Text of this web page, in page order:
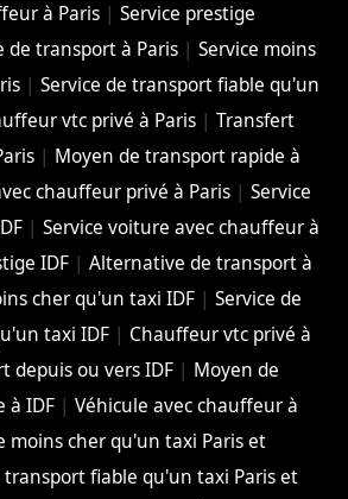
à Paris| Service prestige
de transport à Paris |Service moins
| Service de transport fiable qu'un
vtc privé à Paris| Transfert
| Moyen de transport rapide à
chauffeur privé à Paris |Service
| Service voiture avec chauffeur à
IDF| Alternative de transport à
cher qu'un taxi IDF |Service de
taxi IDF | Chauffeur vtc privé à
depuis ou vers IDF | Moyen de
à IDF| Véhicule avec chauffeur à
moins cher qu'un taxi Paris et
transport fiable qu'un taxi Paris et